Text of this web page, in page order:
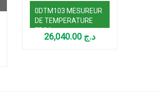
0DTM103 MESUREUR
DE TEMPERATURE
ERSA
د.ج